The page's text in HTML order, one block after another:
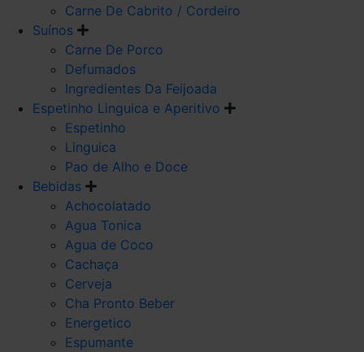
Carne De Cabrito / Cordeiro
Suínos
Carne De Porco
Defumados
Ingredientes Da Feijoada
Espetinho Linguica e Aperitivo
Espetinho
Linguica
Pao de Alho e Doce
Bebidas
Achocolatado
Agua Tonica
Agua de Coco
Cachaça
Cerveja
Cha Pronto Beber
Energetico
Espumante